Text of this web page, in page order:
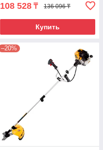
108 528 ₸ 136 096 ₸
Купить
–20%